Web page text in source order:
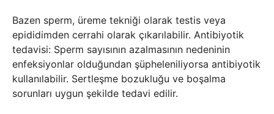
Bazen sperm, üreme tekniği olarak testis veya
epididimden cerrahi olarak çıkarılabilir. Antibiyotik
tedavisi: Sperm sayısının azalmasının nedeninin
enfeksiyonlar olduğundan şüpheleniliyorsa antibiyotik
kullanılabilir. Sertleşme bozukluğu ve boşalma
sorunları uygun şekilde tedavi edilir.